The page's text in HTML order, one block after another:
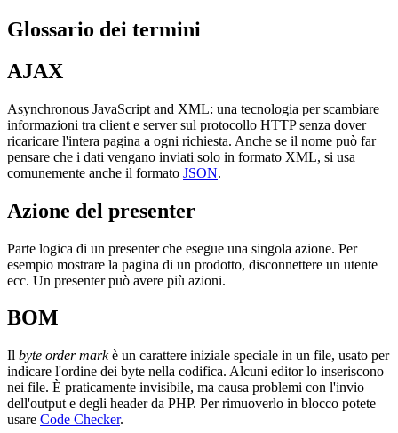
Glossario dei termini
AJAX
Asynchronous JavaScript and XML: una tecnologia per scambiare
informazioni tra client e server sul protocollo HTTP senza dover
ricaricare l'intera pagina a ogni richiesta. Anche se il nome può far
pensare che i dati vengano inviati solo in formato XML, si usa
comunemente anche il formato JSON.
Azione del presenter
Parte logica di un presenter che esegue una singola azione. Per
esempio mostrare la pagina di un prodotto, disconnettere un utente
ecc. Un presenter può avere più azioni.
BOM
Il byte order markè un carattere iniziale speciale in un file, usato per
indicare l'ordine dei byte nella codifica. Alcuni editor lo inseriscono
nei file. È praticamente invisibile, ma causa problemi con l'invio
dell'output e degli header da PHP. Per rimuoverlo in blocco potete
usare Code Checker.